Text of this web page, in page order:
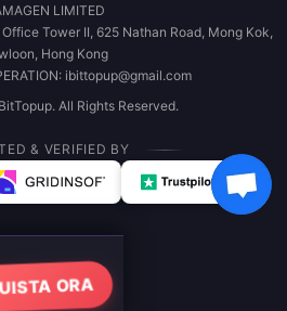
ORA
LIMITED
Tower II, 625 Nathan Road, Mong Kok,
Hong Kong
ibittopup@gmail.com
All Rights Reserved.
& VERIFIED BY